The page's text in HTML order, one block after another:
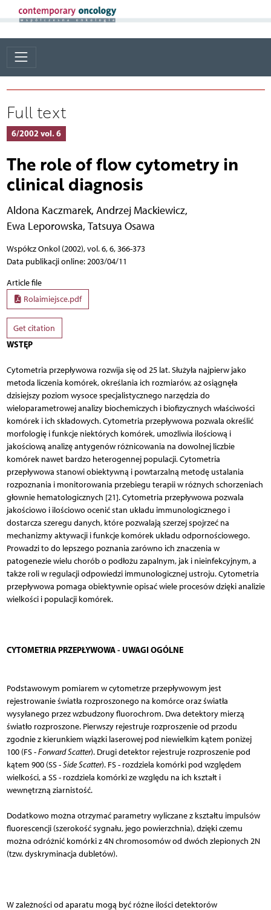
Full text
6/2002 vol. 6
The role of flow cytometry in
clinical diagnosis
Aldona Kaczmarek, Andrzej Mackiewicz,
Ewa Leporowska, Tatsuya Osawa
Współcz Onkol (2002), vol. 6, 6, 366-373
Data publikacji online: 2003/04/11
Article file
Rolaimiejsce.pdf
Get citation
WSTĘP
Cytometria przepływowa rozwija się od 25 lat. Służyła najpierw jako
metoda liczenia komórek, określania ich rozmiarów, aż osiągnęła
dzisiejszy poziom wysoce specjalistycznego narzędzia do
wieloparametrowej analizy biochemiczych i biofizycznych właściwości
komórek i ich składowych. Cytometria przepływowa pozwala określić
morfologię i funkcje niektórych komórek, umożliwia ilościową i
jakościową analizę antygenów różnicowania na dowolnej liczbie
komórek nawet bardzo heterogennej populacji. Cytometria
przepływowa stanowi obiektywną i powtarzalną metodę ustalania
rozpoznania i monitorowania przebiegu terapii w różnych schorzeniach
głownie hematologicznych [21]. Cytometria przepływowa pozwala
jakościowo i ilościowo ocenić stan układu immunologicznego i
dostarcza szeregu danych, które pozwalają szerzej spojrzeć na
mechanizmy aktywacji i funkcje komórek układu odpornościowego.
Prowadzi to do lepszego poznania zarówno ich znaczenia w
patogenezie wielu chorób o podłożu zapalnym, jak i nieinfekcyjnym, a
także roli w regulacji odpowiedzi immunologicznej ustroju. Cytometria
przepływowa pomaga obiektywnie opisać wiele procesów dzięki analizie
wielkości i populacji komórek.
CYTOMETRIA PRZEPŁYWOWA - UWAGI OGÓLNE
Podstawowym pomiarem w cytometrze przepływowym jest
rejestrowanie światła rozproszonego na komórce oraz światła
wysyłanego przez wzbudzony fluorochrom. Dwa detektory mierzą
światło rozproszone. Pierwszy rejestruje rozproszenie od przodu
zgodnie z kierunkiem wiązki laserowej pod niewielkim kątem poniżej
100 (FS -Forward Scatter). Drugi detektor rejestruje rozproszenie pod
kątem 900 (SS -Side Scatter). FS - rozdziela komórki pod względem
wielkości, a SS - rozdziela komórki ze względu na ich kształt i
wewnętrzną ziarnistość.
Dodatkowo można otrzymać parametry wyliczane z kształtu impulsów
fluorescencji (szerokość sygnału, jego powierzchnia), dzięki czemu
można odróżnić komórki z 4N chromosomów od dwóch zlepionych 2N
(tzw. dyskryminacja dubletów).
W zależności od aparatu mogą być różne ilości detektorów